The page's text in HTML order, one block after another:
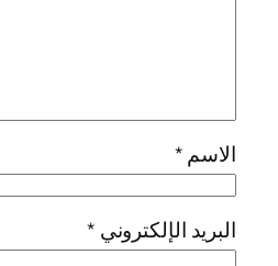
الاسم*
البريد الإلكتروني *